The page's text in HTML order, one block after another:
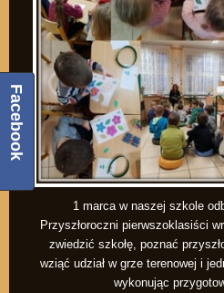
1 marca w naszej szkole
Przyszłoroczni pierwszoklasiści
zwiedzić szkołę, poznać
wziąć udział w grze terenowej i
wykonując
Facebook